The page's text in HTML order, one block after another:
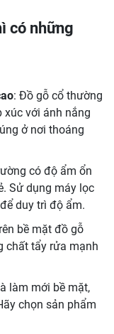
có những
: Đồ gỗ cổ thường
xúc với ánh nắng
ở nơi thoáng
có độ ẩm ổn
Sử dụng máy lọc
duy trì độ ẩm.
bề mặt đồ gỗ
chất tẩy rửa mạnh
làm mới bề mặt,
chọn sản phẩm